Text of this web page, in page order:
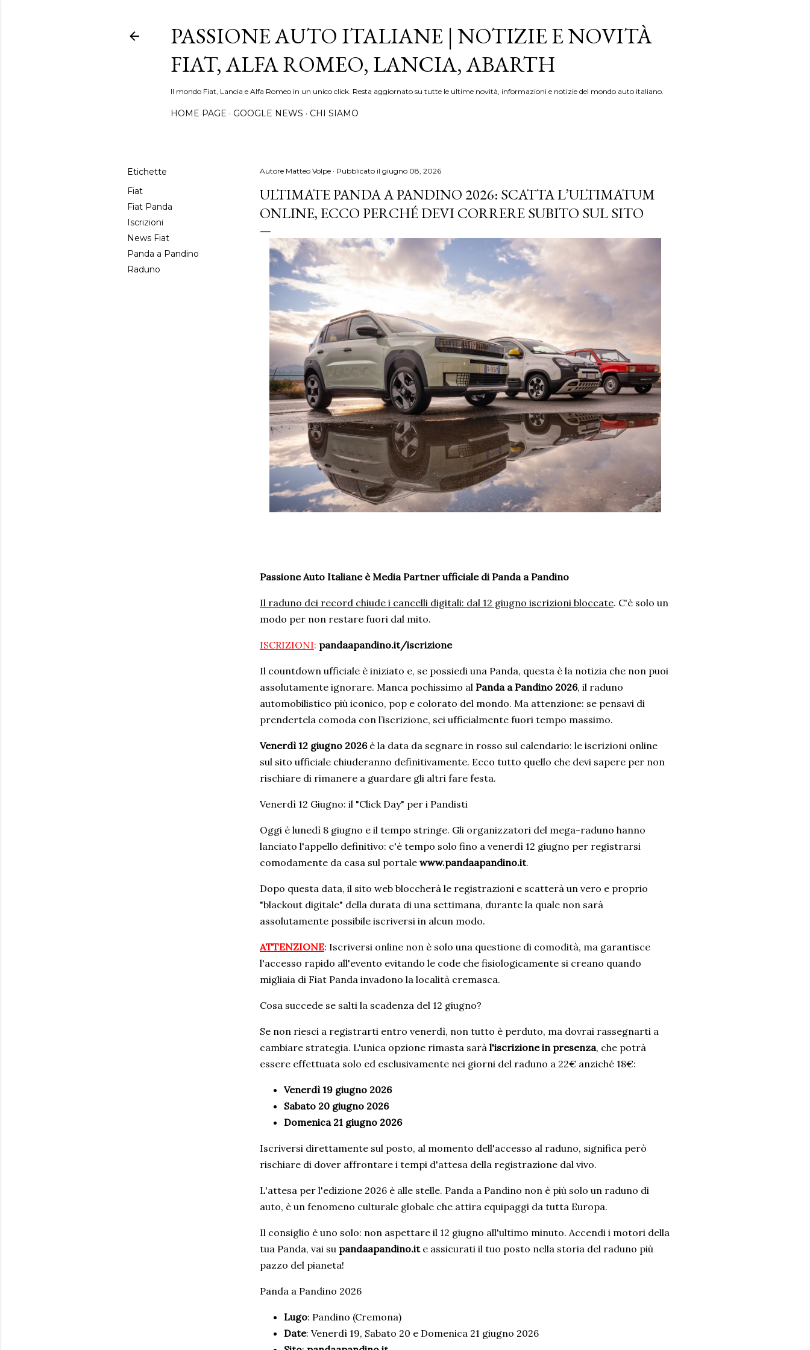
PASSIONE AUTO ITALIANE | NOTIZIE E NOVITÀ
FIAT, ALFA ROMEO, LANCIA, ABARTH
Il mondo Fiat, Lancia e Alfa Romeo in un unico click. Resta aggiornato su tutte le ultime novità, informazioni e notizie del mondo auto italiano.
HOME PAGE GOOGLE NEWS CHI SIAMO
Etichette
Fiat
Fiat Panda
Iscrizioni
News Fiat
Panda a Pandino
Raduno
Autore Matteo Volpe Pubblicato il giugno 08, 2026
ULTIMATE PANDA A PANDINO 2026: SCATTA L’ULTIMATUM
ONLINE, ECCO PERCHÉ DEVI CORRERE SUBITO SUL SITO
Passione Auto Italiane è Media Partner ufficiale di Panda a Pandino
Il raduno dei record chiude i cancelli digitali: dal 12 giugno iscrizioni bloccate. C'è solo un
modo per non restare fuori dal mito.
ISCRIZIONI: pandaapandino.it/iscrizione
Il countdown ufficiale è iniziato e, se possiedi una Panda, questa è la notizia che non puoi
assolutamente ignorare. Manca pochissimo al Panda a Pandino 2026, il raduno
automobilistico più iconico, pop e colorato del mondo. Ma attenzione: se pensavi di
prendertela comoda con l’iscrizione, sei ufficialmente fuori tempo massimo.
Venerdì 12 giugno 2026è la data da segnare in rosso sul calendario: le iscrizioni online
sul sito ufficiale chiuderanno definitivamente. Ecco tutto quello che devi sapere per non
rischiare di rimanere a guardare gli altri fare festa.
Venerdì 12 Giugno: il "Click Day" per i Pandisti
Oggi è lunedì 8 giugno e il tempo stringe. Gli organizzatori del mega-raduno hanno
lanciato l'appello definitivo: c'è tempo solo fino a venerdì 12 giugno per registrarsi
comodamente da casa sul portale www.pandaapandino.it.
Dopo questa data, il sito web bloccherà le registrazioni e scatterà un vero e proprio
"blackout digitale" della durata di una settimana, durante la quale non sarà
assolutamente possibile iscriversi in alcun modo.
ATTENZIONE: Iscriversi online non è solo una questione di comodità, ma garantisce
l'accesso rapido all'evento evitando le code che fisiologicamente si creano quando
migliaia di Fiat Panda invadono la località cremasca.
Cosa succede se salti la scadenza del 12 giugno?
Se non riesci a registrarti entro venerdì, non tutto è perduto, ma dovrai rassegnarti a
cambiare strategia. L'unica opzione rimasta sarà l'iscrizione in presenza, che potrà
essere effettuata solo ed esclusivamente nei giorni del raduno a 22€ anziché 18€:
Venerdì 19 giugno 2026
Sabato 20 giugno 2026
Domenica 21 giugno 2026
Iscriversi direttamente sul posto, al momento dell'accesso al raduno, significa però
rischiare di dover affrontare i tempi d'attesa della registrazione dal vivo.
L'attesa per l'edizione 2026 è alle stelle. Panda a Pandino non è più solo un raduno di
auto, è un fenomeno culturale globale che attira equipaggi da tutta Europa.
Il consiglio è uno solo: non aspettare il 12 giugno all'ultimo minuto. Accendi i motori della
tua Panda, vai su pandaapandino.ite assicurati il tuo posto nella storia del raduno più
pazzo del pianeta!
Panda a Pandino 2026
Lugo: Pandino (Cremona)
Date: Venerdì 19, Sabato 20 e Domenica 21 giugno 2026